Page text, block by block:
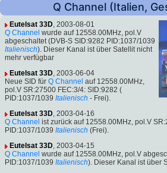
Q Channel (Italien,
Eutelsat 33D, 2003-08-01
Q Channel wurde auf 12558.00MHz, pol.V
abgeschaltet (DVB-S SID:9282 PID:1037/1039
Italienisch). Dieser Kanal ist über Satellit nicht
mehr verfügbar
Eutelsat 33D, 2003-06-04
Neue SID für Q Channel auf 12558.00MHz,
pol.V SR:27500 FEC:3/4: SID:9282 (
PID:1037/1039 Italienisch - Frei).
Eutelsat 33D, 2003-04-16
Q Channel ist zurück auf 12558.00MHz, pol.V
PID:1037/1039 Italienisch (Frei).
Eutelsat 33D, 2003-04-15
Q Channel wurde auf 12558.00MHz, pol.V
PID:1037/1039 Italienisch). Dieser Kanal ist über